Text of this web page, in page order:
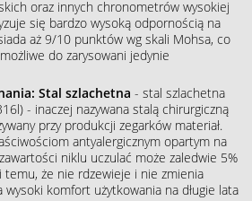
oraz innych chronometrów wysokiej
się bardzo wysoką odpornością na
aż 9/10 punktów wg skali Mohsa, co
do zarysowani jedynie
Stal szlachetna - stal szlachetna
- inaczej nazywana stalą chirurgiczną
przy produkcji zegarków materiał.
antyalergicznym opartym na
niklu uczulać może zaledwie 5%
temu, że nie rdzewieje i nie zmienia
wysoki komfort użytkowania na długie lata